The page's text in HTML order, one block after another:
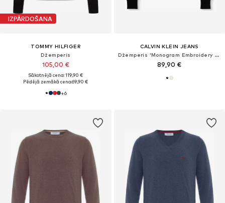
IZPĀRDOŠANA
TOMMY HILFIGER
Džemperis
105,00 €
Sākotnējā cena: 119,90 €
Pēdējā zemākā cena:69,90 €
+6
CALVIN KLEIN JEANS
Džemperis 'Monogram Embroidery Relaxed'
89,90 €